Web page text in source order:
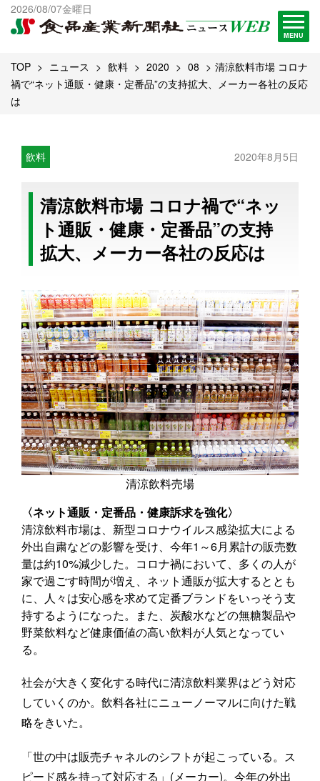
2026/08/07金曜日
MENU
出版物一覧へ
試読・購読申し込み
TOP ニュース 飲料 2020 08
清涼飲料市場 コロナ
禍で“ネット通販・健康・定番品”の支持拡大、メーカー各社の反応
は
飲料 2020年8月5日
清涼飲料市場 コロナ禍で“ネッ
ト通販・健康・定番品”の支持
拡大、メーカー各社の反応は
清涼飲料売場
〈ネット通販・定番品・健康訴求を強化〉
清涼飲料市場は、新型コロナウイルス感染拡大による
外出自粛などの影響を受け、今年1～6月累計の販売数
量は約10%減少した。コロナ禍において、多くの人が
家で過ごす時間が増え、ネット通販が拡大するととも
に、人々は安心感を求めて定番ブランドをいっそう支
持するようになった。また、炭酸水などの無糖製品や
野菜飲料など健康価値の高い飲料が人気となってい
る。
社会が大きく変化する時代に清涼飲料業界はどう対応
していくのか。飲料各社にニューノーマルに向けた戦
略をきいた。
「世の中は販売チャネルのシフトが起こっている。ス
ピード感を持って対応する」(メーカー)。今年の外出